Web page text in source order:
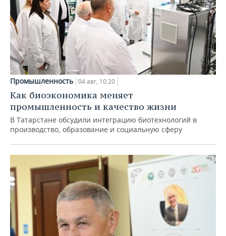
Промышленность 04 авг, 10:20
Как биоэкономика меняет
промышленность и качество жизни
В Татарстане обсудили интеграцию биотехнологий в
производство, образование и социальную сферу